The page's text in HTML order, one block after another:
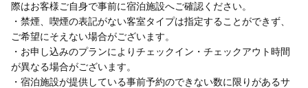
際はお客様ご自身で事前に宿泊施設へご確認ください。
・禁煙、喫煙の表記がない客室タイプは指定することができず、
ご希望にそえない場合がございます。
・お申し込みのプランによりチェックイン・チェックアウト時間
が異なる場合がございます。
・宿泊施設が提供している事前予約のできない数に限りがあるサ